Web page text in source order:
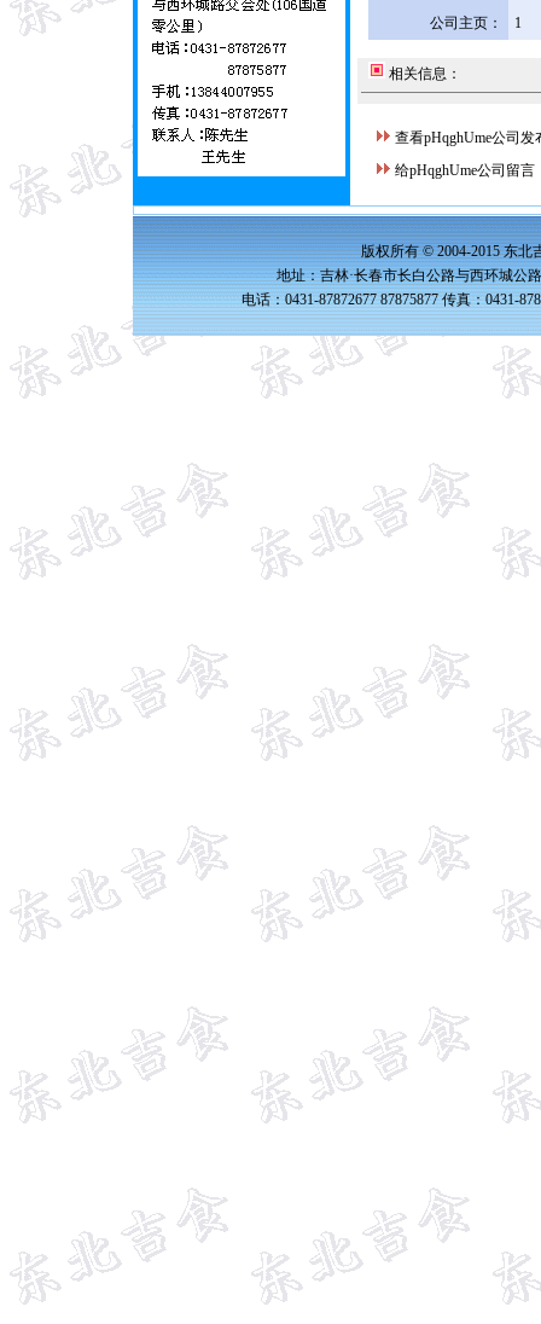
公司主页：
1
相关信息：
查看pHqghUme公司发
给pHqghUme公司留言
版权所有 © 2004-2015 东北
地址：吉林·长春市长白公路与西环城公
电话：0431-87872677 87875877 传真：0431-